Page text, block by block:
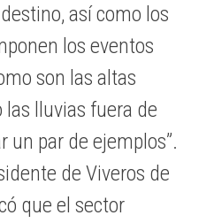
así como los
los eventos
son las altas
lluvias fuera de
un par de ejemplos”.
de Viveros de
que el sector